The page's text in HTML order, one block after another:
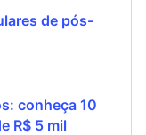
de pós-
conheça 10
R$ 5 mil